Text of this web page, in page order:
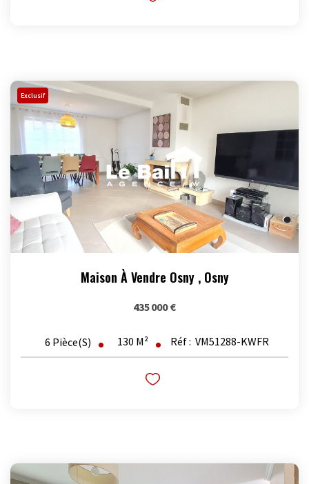
Exclusif
Maison À Vendre Osny , Osny
435 000 €
6 Pièce(s) 130 M² Réf : VM51288-KWFR